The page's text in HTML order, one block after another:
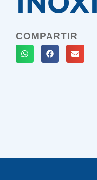
COMPARTIR